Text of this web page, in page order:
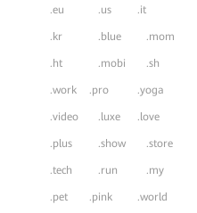
.eu .us .it
.kr .blue .mom
.ht .mobi .sh
.work .pro .yoga
.video .luxe .love
.plus .show .store
.tech .run .my
.pet .pink .world